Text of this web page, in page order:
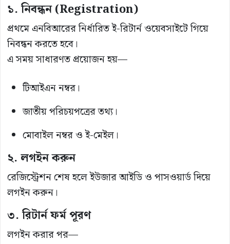
১. নিবন্ধন (Registration)
প্রথমে এনবিআরের নির্ধারিত ই-রিটার্ন ওয়েবসাইটে গিয়ে
নিবন্ধন করতে হবে।
এ সময় সাধারণত প্রয়োজন হয়—
টিআইএন নম্বর।
জাতীয় পরিচয়পত্রের তথ্য।
মোবাইল নম্বর ও ই-মেইল।
২. লগইন করুন
রেজিস্ট্রেশন শেষ হলে ইউজার আইডি ও পাসওয়ার্ড দিয়ে
লগইন করুন।
৩. রিটার্ন ফর্ম পূরণ
লগইন করার পর—